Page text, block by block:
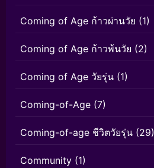
Coming of Age ก้าวผ่านวัย (1)
Coming of Age ก้าวพ้นวัย (2)
Coming of Age วัยรุ่น (1)
Coming-of-Age (7)
Coming-of-age ชีวิตวัยรุ่น (29)
Community (1)